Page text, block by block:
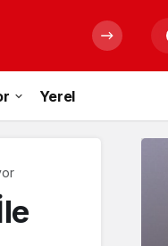
Yerel